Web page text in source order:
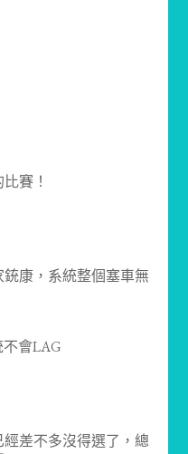
賽！
康，系統整個塞車無
會LAG
差不多沒得選了，總